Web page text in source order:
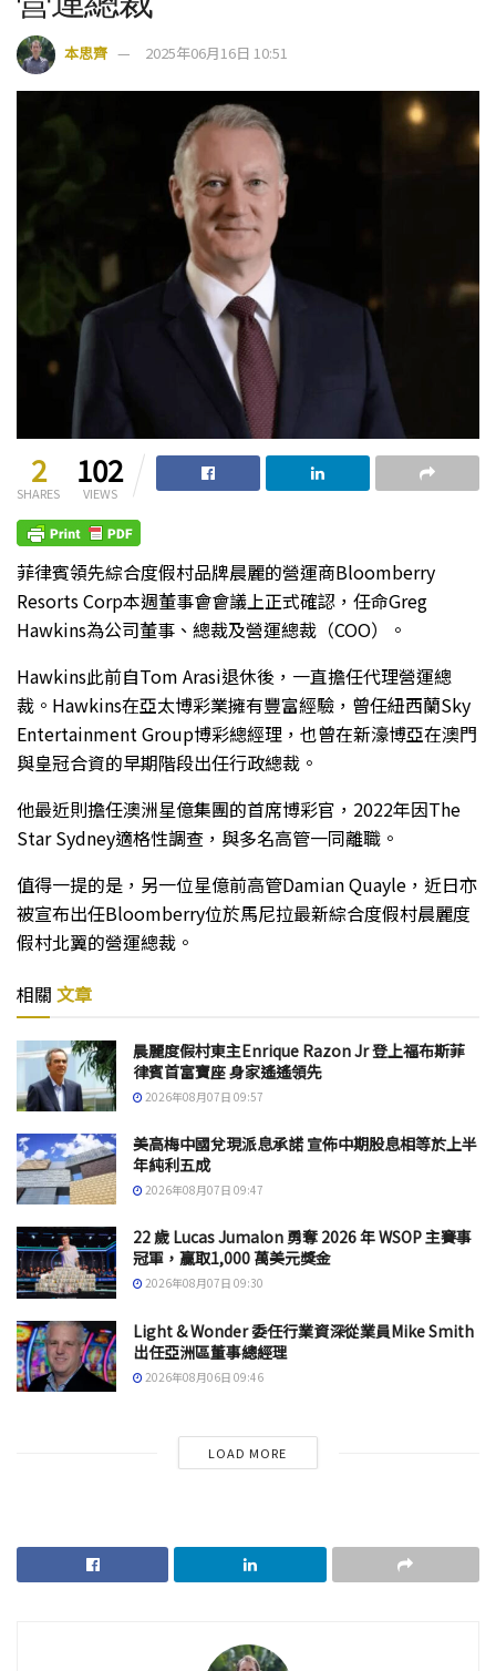
本思齊 2025年06月16日 10:51
2
SHARES
102
VIEWS
菲律賓領先綜合度假村品牌晨麗的營運商Bloomberry
Resorts Corp本週董事會會議上正式確認，任命Greg
Hawkins為公司董事、總裁及營運總裁（COO）。
Hawkins此前自Tom Arasi退休後，一直擔任代理營運總
裁。Hawkins在亞太博彩業擁有豐富經驗，曾任紐西蘭Sky
Entertainment Group博彩總經理，也曾在新濠博亞在澳門
與皇冠合資的早期階段出任行政總裁。
他最近則擔任澳洲星億集團的首席博彩官，2022年因The
Star Sydney適格性調查，與多名高管一同離職。
值得一提的是，另一位星億前高管Damian Quayle，近日亦
被宣布出任Bloomberry位於馬尼拉最新綜合度假村晨麗度
假村北翼的營運總裁。
相關 文章
晨麗度假村東主Enrique Razon Jr 登上福布斯菲
律賓首富寶座 身家遙遙領先
2026年08月07日 09:57
美高梅中國兌現派息承諾 宣佈中期股息相等於上半
年純利五成
2026年08月07日 09:47
22 歲 Lucas Jumalon 勇奪 2026 年 WSOP 主賽事
冠軍，贏取1,000 萬美元獎金
2026年08月07日 09:30
Light & Wonder 委任行業資深從業員Mike Smith
出任亞洲區董事總經理
2026年08月06日 09:46
LOAD MORE